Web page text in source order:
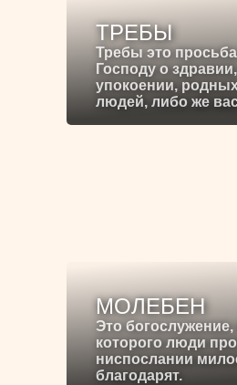
ТРЕБЫ
Требы это
Господу о
упокоении,
людей, либо же
МОЛЕБЕН
Это
которого люди
ниспослании
благодарят.